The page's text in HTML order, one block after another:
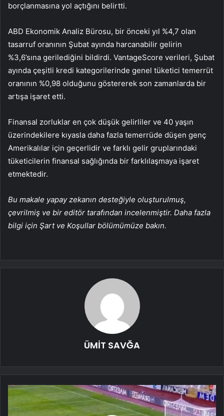
borçlanmasına yol açtığını belirtti.
ABD Ekonomik Analiz Bürosu, bir önceki yıl %4,7 olan
tasarruf oranının Şubat ayında harcanabilir gelirin
%3,6’sına gerilediğini bildirdi. VantageScore verileri, Şubat
ayında çeşitli kredi kategorilerinde genel tüketici temerrüt
oranının %0,98 olduğunu göstererek son zamanlarda bir
artışa işaret etti.
Finansal zorluklar en çok düşük gelirliler ve 40 yaşın
üzerindekilere kıyasla daha fazla temerrüde düşen genç
Amerikalılar için geçerlidir ve farklı gelir gruplarındaki
tüketicilerin finansal sağlığında bir farklılaşmaya işaret
etmektedir.
Bu makale yapay zekanın desteğiyle oluşturulmuş,
çevrilmiş ve bir editör tarafından incelenmiştir. Daha fazla
bilgi için Şart ve Koşullar bölümümüze bakın.
ÜMİT SAVĞA